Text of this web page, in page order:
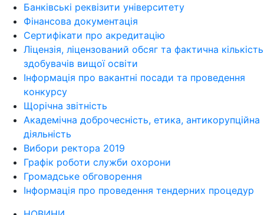
Банківські реквізити університету
Фінансова документація
Сертифікати про акредитацію
Ліцензія, ліцензований обсяг та фактична кількість
здобувачів вищої освіти
Інформація про вакантні посади та проведення
конкурсу
Щорічна звітність
Академічна доброчесність, етика, антикорупційна
діяльність
Вибори ректора 2019
Графік роботи служби охорони
Громадське обговорення
Інформація про проведення тендерних процедур